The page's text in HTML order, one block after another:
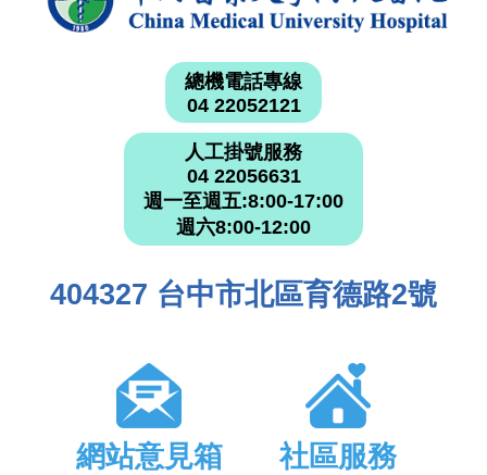
總機電話專線
04 22052121
人工掛號服務
04 22056631
週一至週五:8:00-17:00
週六8:00-12:00
404327 台中市北區育德路2號
網站意見箱 社區服務